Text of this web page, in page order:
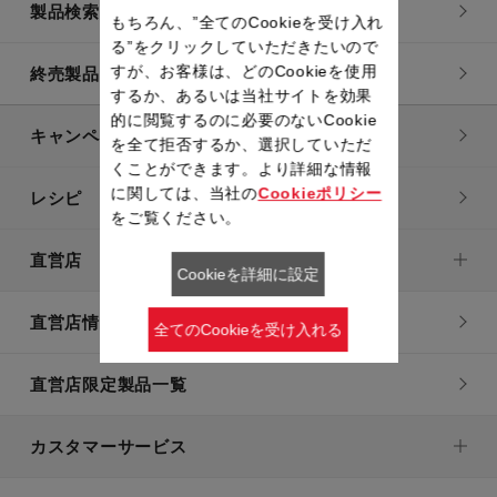
製品検索一覧
終売製品一覧
キャンペーン・特集
レシピ
直営店
直営店情報
直営店限定製品一覧
カスタマーサービス
もちろん、”全てのCookieを受け入れ
る”をクリックしていただきたいので
すが、お客様は、どのCookieを使用
するか、あるいは当社サイトを効果
的に閲覧するのに必要のないCookie
を全て拒否するか、選択していただ
くことができます。より詳細な情報
に関しては、当社のCookieポリシー
をご覧ください。
Cookieを詳細に設定
全てのCookieを受け入れる